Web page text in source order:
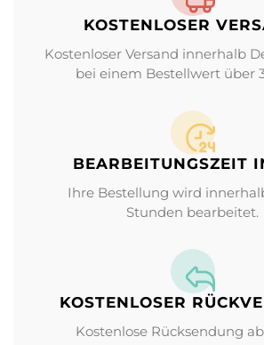
KOSTENLOSER
Kostenloser Versand innerhalb
bei einem Bestellwert über
BEARBEITUNGS­ZEIT
Ihre Bestellung wird
Stunden bearbeitet.
KOSTENLOSER
Kostenlose Rücksendung